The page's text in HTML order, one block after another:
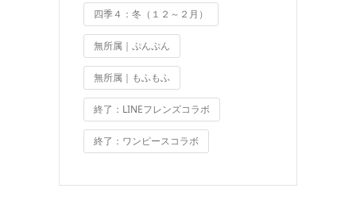
四季４：冬（１２～２月）
無所属｜ぷんぷん
無所属｜もふもふ
終了：LINEフレンズコラボ
終了：ワンピースコラボ